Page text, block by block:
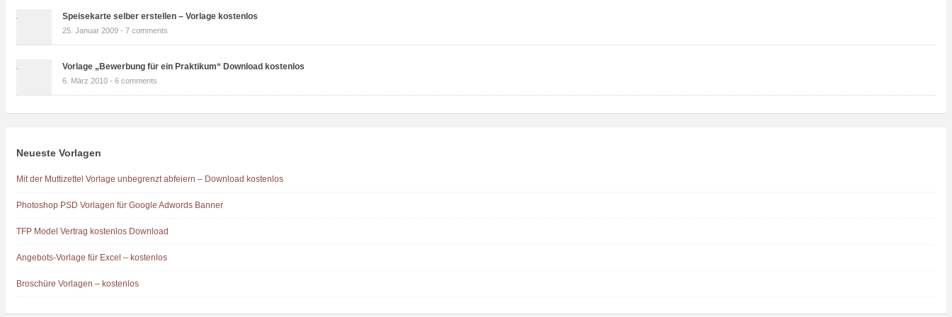
Speisekarte selber erstellen – Vorlage kostenlos
25. Januar 2009 - 7 comments
Vorlage „Bewerbung für ein Praktikum“ Download kostenlos
6. März 2010 - 6 comments
Neueste Vorlagen
Mit der Muttizettel Vorlage unbegrenzt abfeiern – Download kostenlos
Photoshop PSD Vorlagen für Google Adwords Banner
TFP Model Vertrag kostenlos Download
Angebots-Vorlage für Excel – kostenlos
Broschüre Vorlagen – kostenlos